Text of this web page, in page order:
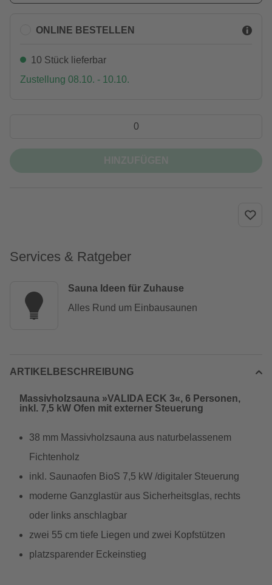
ONLINE BESTELLEN
10 Stück lieferbar
Zustellung 08.10. - 10.10.
Services & Ratgeber
Sauna Ideen für Zuhause
Alles Rund um Einbausaunen
ARTIKELBESCHREIBUNG
Massivholzsauna »VALIDA ECK 3«, 6 Personen,
inkl. 7,5 kW Ofen mit externer Steuerung
38 mm Massivholzsauna aus naturbelassenem
Fichtenholz
inkl. Saunaofen BioS 7,5 kW /digitaler Steuerung
moderne Ganzglastür aus Sicherheitsglas, rechts
oder links anschlagbar
zwei 55 cm tiefe Liegen und zwei Kopfstützen
platzsparender Eckeinstieg